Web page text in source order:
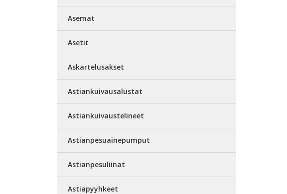
Asemat
Asetit
Askartelusakset
Astiankuivausalustat
Astiankuivaustelineet
Astianpesuainepumput
Astianpesuliinat
Astiapyyhkeet